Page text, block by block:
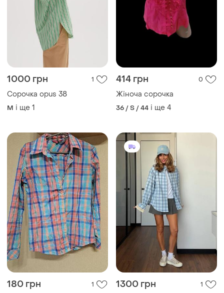
1000 грн 1
Сорочка opus 38
M і ще 1
414 грн 0
Жіноча сорочка
36 / S / 44 і ще 4
180 грн
1
1300 грн 1